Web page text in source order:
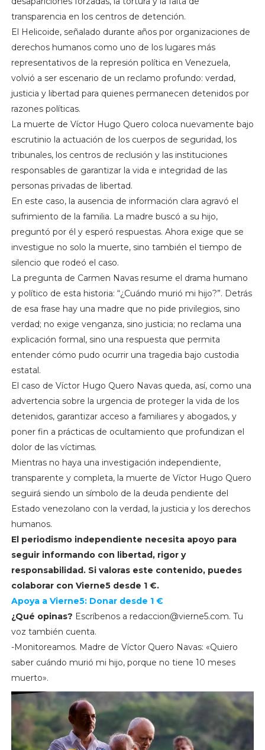
transparencia en los centros de detención.
El Helicoide, señalado durante años por organizaciones de
derechos humanos como uno de los lugares más
representativos de la represión política en Venezuela,
volvió a ser escenario de un reclamo profundo: verdad,
justicia y libertad para quienes permanecen detenidos por
razones políticas.
La muerte de Víctor Hugo Quero coloca nuevamente bajo
escrutinio la actuación de los cuerpos de seguridad, los
tribunales, los centros de reclusión y las instituciones
responsables de garantizar la vida e integridad de las
personas privadas de libertad.
En este caso, la ausencia de información clara agravó el
sufrimiento de la familia. La madre buscó a su hijo,
preguntó por él y esperó respuestas. Ahora exige que se
investigue no solo la muerte, sino también el tiempo de
silencio que rodeó el caso.
La pregunta de Carmen Navas resume el drama humano
y político de esta historia: “¿Cuándo murió mi hijo?”. Detrás
de esa frase hay una madre que no pide privilegios, sino
verdad; no exige venganza, sino justicia; no reclama una
explicación formal, sino una respuesta que permita
entender cómo pudo ocurrir una tragedia bajo custodia
estatal.
El caso de Víctor Hugo Quero Navas queda, así, como una
advertencia sobre la urgencia de proteger la vida de los
detenidos, garantizar acceso a familiares y abogados, y
poner fin a prácticas de ocultamiento que profundizan el
dolor de las víctimas.
Mientras no haya una investigación independiente,
transparente y completa, la muerte de Víctor Hugo Quero
seguirá siendo un símbolo de la deuda pendiente del
Estado venezolano con la verdad, la justicia y los derechos
humanos.
El periodismo independiente necesita apoyo para
seguir informando con libertad, rigor y
responsabilidad. Si valoras este contenido, puedes
colaborar con Vierne5 desde 1 €.
Apoya a Vierne5: Donar desde 1 €
¿Qué opinas? Escríbenos a redaccion@vierne5.com. Tu
voz también cuenta.
-Monitoreamos. Madre de Víctor Quero Navas: «Quiero
saber cuándo murió mi hijo, porque no tiene 10 meses
muerto».